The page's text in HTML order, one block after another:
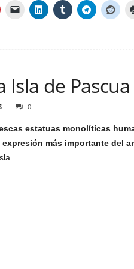
Isla de Pascua
0
estatuas monolíticas
expresión más importante del